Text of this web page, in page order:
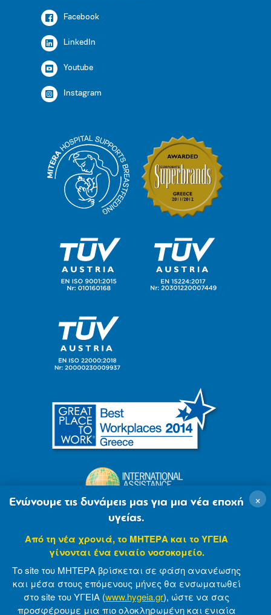
Facebook
LinkedIn
Youtube
Instagram
© 2007-2021 MITERA S.A Privacy Policy
×
Ενώνουμε τις δυνάμεις μας για μια νέα εποχή
υγείας.
Από τη νέα χρονιά, το ΜΗΤΕΡΑ και το ΥΓΕΙΑ
γίνονται ένα ενιαίο νοσοκομείο.
Το site του ΜΗΤΕΡΑ βρίσκεται σε φάση ανανέωσης
και μέσα στους επόμενους μήνες θα ενσωματωθεί
στο site του ΥΓΕΙΑ (www.hygeia.gr), ώστε να σας
προσφέρουμε μια πιο ολοκληρωμένη και ενιαία